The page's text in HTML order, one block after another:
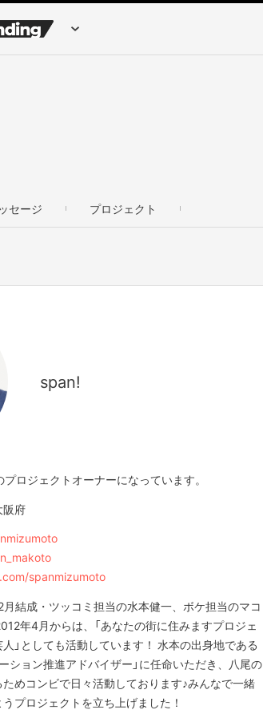
セージ プロジェクト
span!
ロジェクトオーナーになっています。
阪府
spanmizumoto
結成・ツッコミ担当の水本健一、ボケ担当のマコ
年4月からは、「あなたの街に住みますプロジェ
」としても活動しています！ 水本の出身地である
ション推進アドバイザー」に任命いただき、八尾の
めコンビで日々活動しております♪みんなで一緒
プロジェクトを立ち上げました！